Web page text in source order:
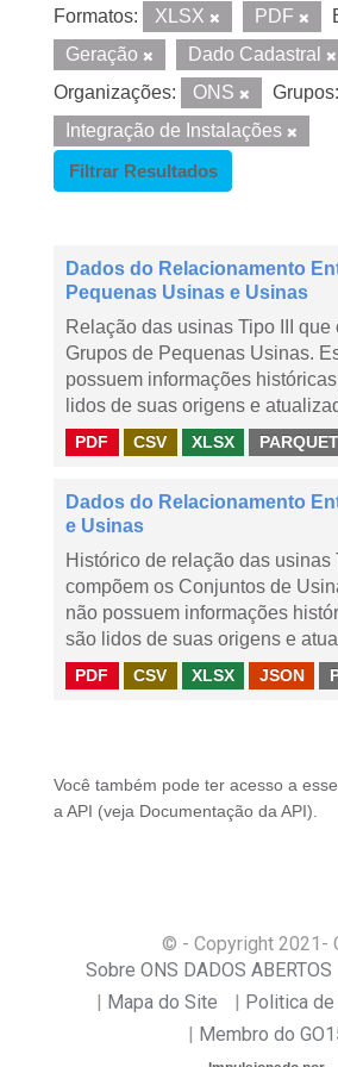
Formatos: XLSX PDF
Geração
Dado Cadastral
Organizações:
ONS
Grupos:
Integração de Instalações
Filtrar Resultados
Dados do Relacionamento
Pequenas Usinas e Usinas
Relação das usinas Tipo III que
Grupos de Pequenas Usinas.
possuem informações
lidos de suas origens e
PDF CSV XLSX PARQUET
Dados do Relacionamento
e Usinas
Histórico de relação das usinas
compõem os Conjuntos de
não possuem informações
são lidos de suas origens e
PDF CSV XLSX JSON
Você também pode ter acesso a
a API (veja Documentação da API ).
© - Copyright 2021 -
Sobre ONS DADOS ABERTOS
Mapa do Site
Politica
Membro do